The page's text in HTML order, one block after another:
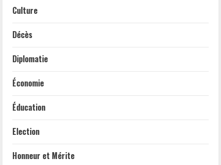
Culture
Décès
Diplomatie
Économie
Éducation
Election
Honneur et Mérite